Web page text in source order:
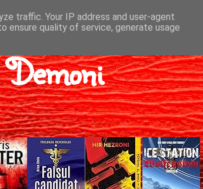
traffic. Your IP address and user-agent
ensure quality of service, generate usage